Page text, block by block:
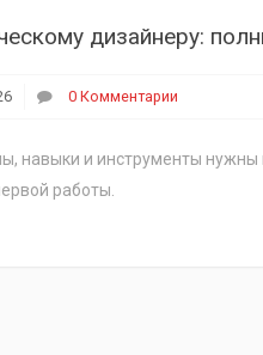
0 Комментарии
навыки и инструменты нужны
работы.